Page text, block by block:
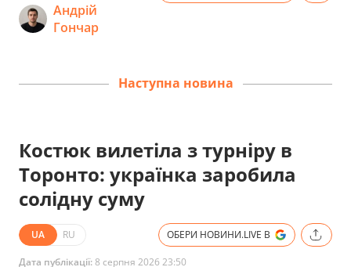
Андрій
Гончар
Наступна новина
Костюк вилетіла з турніру в
Торонто: українка заробила
солідну суму
UA RU ОБЕРИ НОВИНИ.LIVE В
Дата публікації:8 серпня 2026 23:50